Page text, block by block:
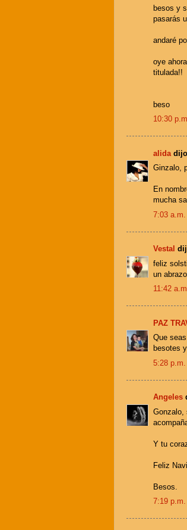
besos y
pasarás
andaré
oye
titulada!!
beso
10:30
alida
Ginzalo,
En
mucha
7:03 a.m.
Vestal
feliz
un abrazo
11:42
PAZ
Que
besotes
5:28 p.m.
Angeles
Gonzalo,
Y tu
Feliz
Besos.
7:19 p.m.